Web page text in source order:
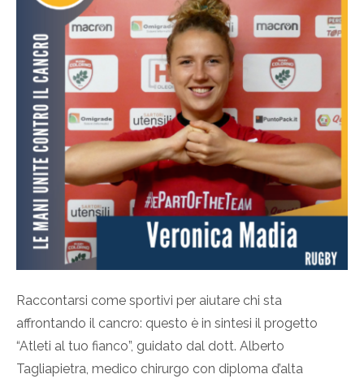
Raccontarsi come sportivi per aiutare chi sta
affrontando il cancro: questo è in sintesi il progetto
“Atleti al tuo fianco”, guidato dal dott. Alberto
Tagliapietra, medico chirurgo con diploma d’alta